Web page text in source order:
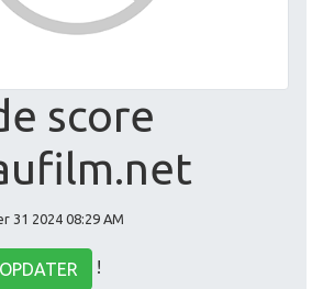
score
31 2024 08:29 AM
OPDATER !